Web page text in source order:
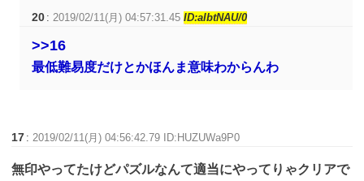
20 : 2019/02/11(月) 04:57:31.45ID:aIbtNAU/0
>>16
最低難易度だけとかほんま意味わからんわ
17 : 2019/02/11(月) 04:56:42.79 ID:HUZUWa9P0
無印やってたけどパズルなんて適当にやってりゃクリアで